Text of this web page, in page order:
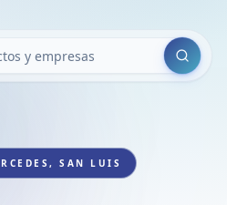
Buscar
SAN LUIS